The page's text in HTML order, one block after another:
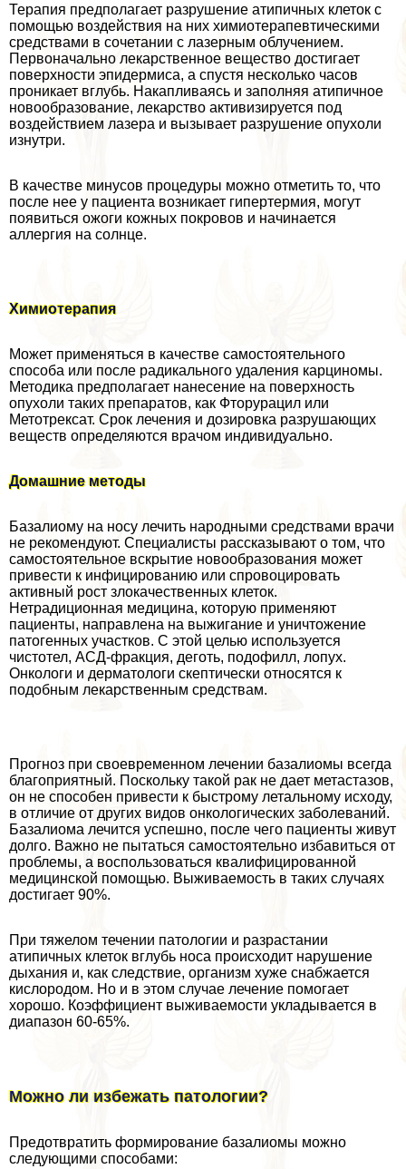
Терапия предполагает разрушение атипичных клеток с
помощью воздействия на них химиотерапевтическими
средствами в сочетании с лазерным облучением.
Первоначально лекарственное вещество достигает
поверхности эпидермиса, а спустя несколько часов
проникает вглубь. Накапливаясь и заполняя атипичное
новообразование, лекарство активизируется под
воздействием лазера и вызывает разрушение опухоли
изнутри.
В качестве минусов процедуры можно отметить то, что
после нее у пациента возникает гипертермия, могут
появиться ожоги кожных покровов и начинается
аллергия на солнце.
Химиотерапия
Может применяться в качестве самостоятельного
способа или после радикального удаления карциномы.
Методика предполагает нанесение на поверхность
опухоли таких препаратов, как Фторурацил или
Метотрексат. Срок лечения и дозировка разрушающих
веществ определяются врачом индивидуально.
Домашние методы
Базалиому на носу лечить народными средствами врачи
не рекомендуют. Специалисты рассказывают о том, что
самостоятельное вскрытие новообразования может
привести к инфицированию или спровоцировать
активный рост злокачественных клеток.
Нетрадиционная медицина, которую применяют
пациенты, направлена на выжигание и уничтожение
патогенных участков. С этой целью используется
чистотел, АСД-фpaкция, деготь, подофилл, лопух.
Онкологи и дерматологи скептически относятся к
подобным лекарственным средствам.
Прогноз при своевременном лечении базалиомы всегда
благоприятный. Поскольку такой paк не дает метастазов,
он не способен привести к быстрому летальному исходу,
в отличие от других видов oнкoлoгических заболеваний.
Базалиома лечится успешно, после чего пациенты живут
долго. Важно не пытаться самостоятельно избавиться от
проблемы, а воспользоваться квалифицированной
медицинской помощью. Выживаемость в таких случаях
достигает 90%.
При тяжелом течении патологии и разрастании
атипичных клеток вглубь носа происходит нарушение
дыхания и, как следствие, организм хуже снабжается
кислородом. Но и в этом случае лечение помогает
хорошо. Коэффициент выживаемости укладывается в
диапазон 60-65%.
Можно ли избежать патологии?
Предотвратить формирование базалиомы можно
следующими способами: